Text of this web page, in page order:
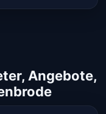
Angebote,